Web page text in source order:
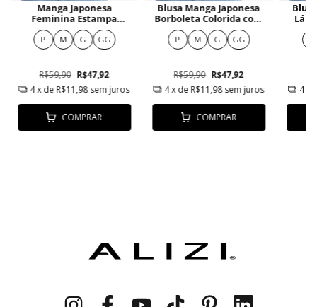
Manga Japonesa
Feminina Estampa
Outono
P M G GG
R$59,90 R$47,92
4x de R$11,98 sem juros
COMPRAR
Blusa Manga Japonesa
Borboleta Colorida com
Elementos Naturais
P M G GG
R$59,90 R$47,92
4x de R$11,98sem juros
COMPRAR
4